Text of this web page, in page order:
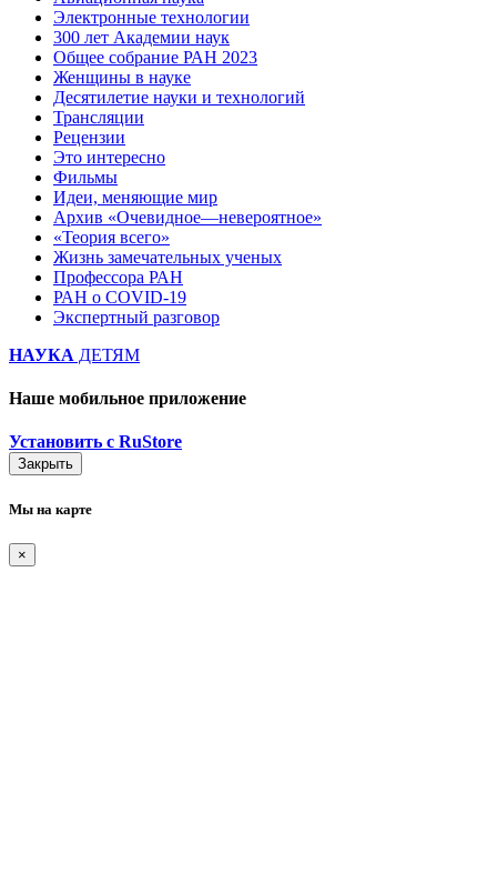
Электронные технологии
300 лет Академии наук
Общее собрание РАН 2023
Женщины в науке
Десятилетие науки и технологий
Трансляции
Рецензии
Это интересно
Фильмы
Идеи, меняющие мир
Архив «Очевидное—невероятное»
«Теория всего»
Жизнь замечательных ученых
Профессора РАН
РАН о COVID-19
Экспертный разговор
НАУКА ДЕТЯМ
Наше мобильное приложение
Установить с RuStore
Закрыть
Мы на карте
×